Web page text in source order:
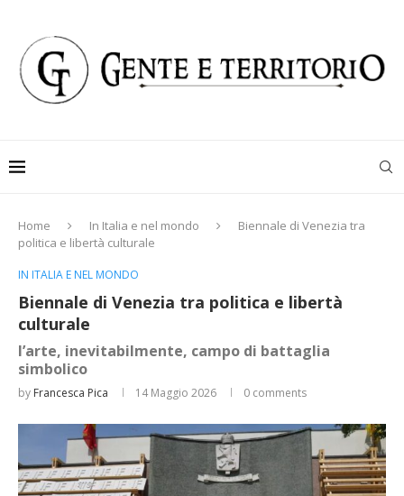
Home In Italia e nel mondo
Biennale di Venezia tra
politica e libertà culturale
IN ITALIA E NEL MONDO
Biennale di Venezia tra politica e libertà
culturale
l’arte, inevitabilmente, campo di battaglia
simbolico
by Francesca Pica 14 Maggio 2026 0 comments